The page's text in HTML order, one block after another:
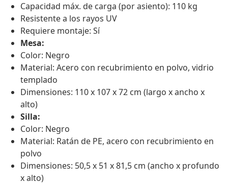
Capacidad máx. de carga (por asiento): 110 kg
Resistente a los rayos UV
Requiere montaje: Sí
Mesa:
Color: Negro
Material: Acero con recubrimiento en polvo, vidrio
templado
Dimensiones: 110 x 107 x 72 cm (largo x ancho x
alto)
Silla:
Color: Negro
Material: Ratán de PE, acero con recubrimiento en
polvo
Dimensiones: 50,5 x 51 x 81,5 cm (ancho x profundo
x alto)